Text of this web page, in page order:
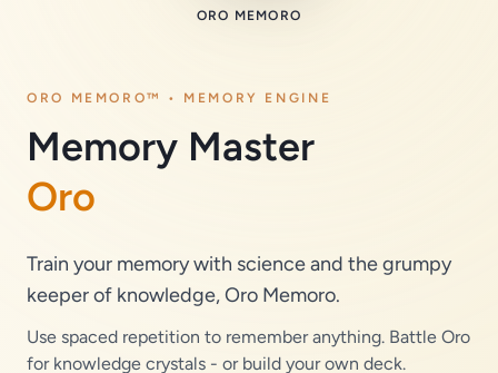
ORO MEMORO
ORO MEMORO™ • MEMORY ENGINE
Memory Master
Oro
Train your memory with science and the grumpy
keeper of knowledge, Oro Memoro.
Use spaced repetition to remember anything. Battle Oro
for knowledge crystals - or build your own deck.